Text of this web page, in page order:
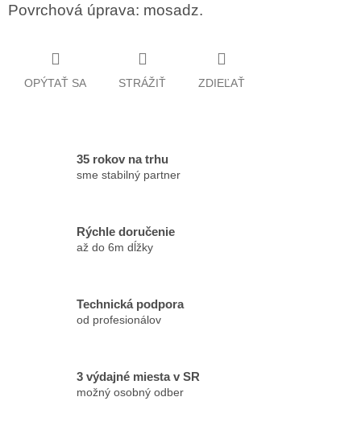
Povrchová úprava: mosadz.
OPÝTAŤ SA STRÁŽIŤ ZDIEĽAŤ
35 rokov na trhu
sme stabilný partner
Rýchle doručenie
až do 6m dĺžky
Technická podpora
od profesionálov
3 výdajné miesta v SR
možný osobný odber